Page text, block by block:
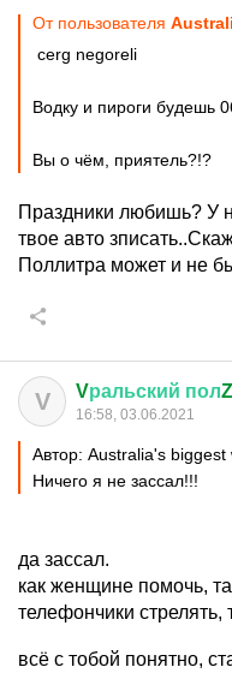
От пользователя
cerg negoreli
Водку и пироги будешь
Вы о чём, приятель?!?
Праздники любишь? У
твое авто
Поллитра может и не
V Vральский полZ
16:58, 03.06.2021
Автор: Australia's biggest
Ничего я не зассал!!!
да зассал.
как женщине помочь,
телефончики стрелять,
всё с тобой понятно,